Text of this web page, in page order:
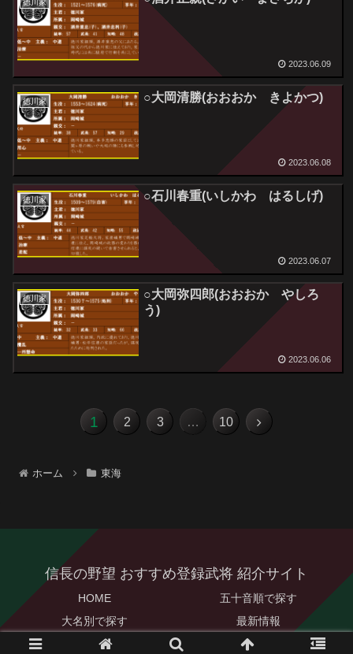
徳川家
2023.06.09
徳川家 ○大岡清勝(おおおか きよかつ)
2023.06.08
徳川家 ○石川春重(いしかわ はるしげ)
2023.06.07
徳川家
○大岡弥四郎(おおおか やしろ
う)
2023.06.06
1 2 3 … 10
次
ホーム 東海
信長の野望 おすすめ登録武将 紹介サイト
HOME
五十音順で探す
大名別で探す
最新情報
© 2022 信長の野望 おすすめ登録武将 紹介サイト.